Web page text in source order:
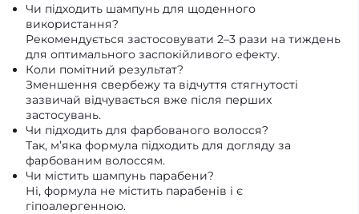
Чи підходить шампунь для щоденного
використання?
Рекомендується застосовувати 2–3 рази на тиждень
для оптимального заспокійливого ефекту.
Коли помітний результат?
Зменшення свербежу та відчуття стягнутості
зазвичай відчувається вже після перших
застосувань.
Чи підходить для фарбованого волосся?
Так, м’яка формула підходить для догляду за
фарбованим волоссям.
Чи містить шампунь парабени?
Ні, формула не містить парабенів і є
гіпоалергенною.